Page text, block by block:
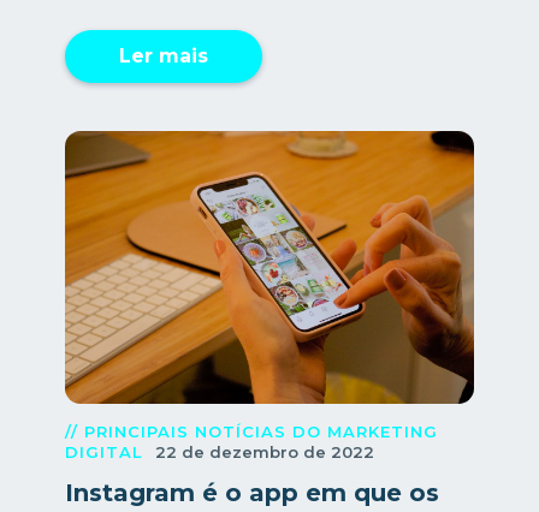
Ler mais
// PRINCIPAIS NOTÍCIAS DO MARKETING
DIGITAL
22 de dezembro de 2022
Instagram é o app em que os